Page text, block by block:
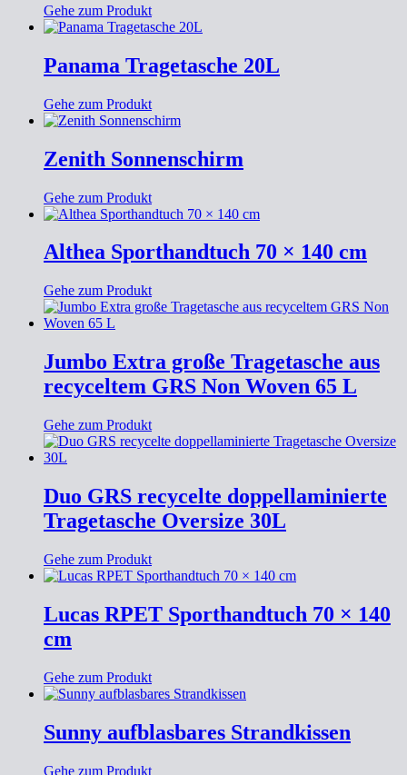
Gehe zum Produkt
Panama Tragetasche 20L
Gehe zum Produkt
Zenith Sonnenschirm
Gehe zum Produkt
Althea Sporthandtuch 70 × 140 cm
Gehe zum Produkt
Jumbo Extra große Tragetasche aus
recyceltem GRS Non Woven 65 L
Gehe zum Produkt
Duo GRS recycelte doppellaminierte
Tragetasche Oversize 30L
Gehe zum Produkt
Lucas RPET Sporthandtuch 70 × 140
cm
Gehe zum Produkt
Sunny aufblasbares Strandkissen
Gehe zum Produkt